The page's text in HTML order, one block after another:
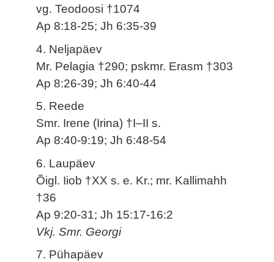
vg. Teodoosi †1074
Ap 8:18-25; Jh 6:35-39
4. Neljapäev
Mr. Pelagia †290; pskmr. Erasm †303
Ap 8:26-39; Jh 6:40-44
5. Reede
Smr. Irene (Irina) †I–II s.
Ap 8:40-9:19; Jh 6:48-54
6. Laupäev
Õigl. Iiob †XX s. e. Kr.; mr. Kallimahh
†36
Ap 9:20-31; Jh 15:17-16:2
Vkj. Smr. Georgi
7. Pühapäev